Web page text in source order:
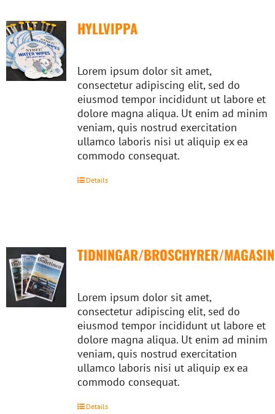
HYLLVIPPA
Lorem ipsum dolor sit amet,
consectetur adipiscing elit, sed do
eiusmod tempor incididunt ut labore et
dolore magna aliqua. Ut enim ad minim
veniam, quis nostrud exercitation
ullamco laboris nisi ut aliquip ex ea
commodo consequat.
Details
TIDNINGAR/BROSCHYRER/MAGASIN
Lorem ipsum dolor sit amet,
consectetur adipiscing elit, sed do
eiusmod tempor incididunt ut labore et
dolore magna aliqua. Ut enim ad minim
veniam, quis nostrud exercitation
ullamco laboris nisi ut aliquip ex ea
commodo consequat.
Details